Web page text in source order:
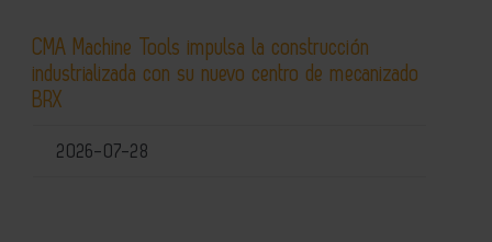
CMA Machine Tools impulsa la construcción
industrializada con su nuevo centro de mecanizado
BRX
2026-07-28